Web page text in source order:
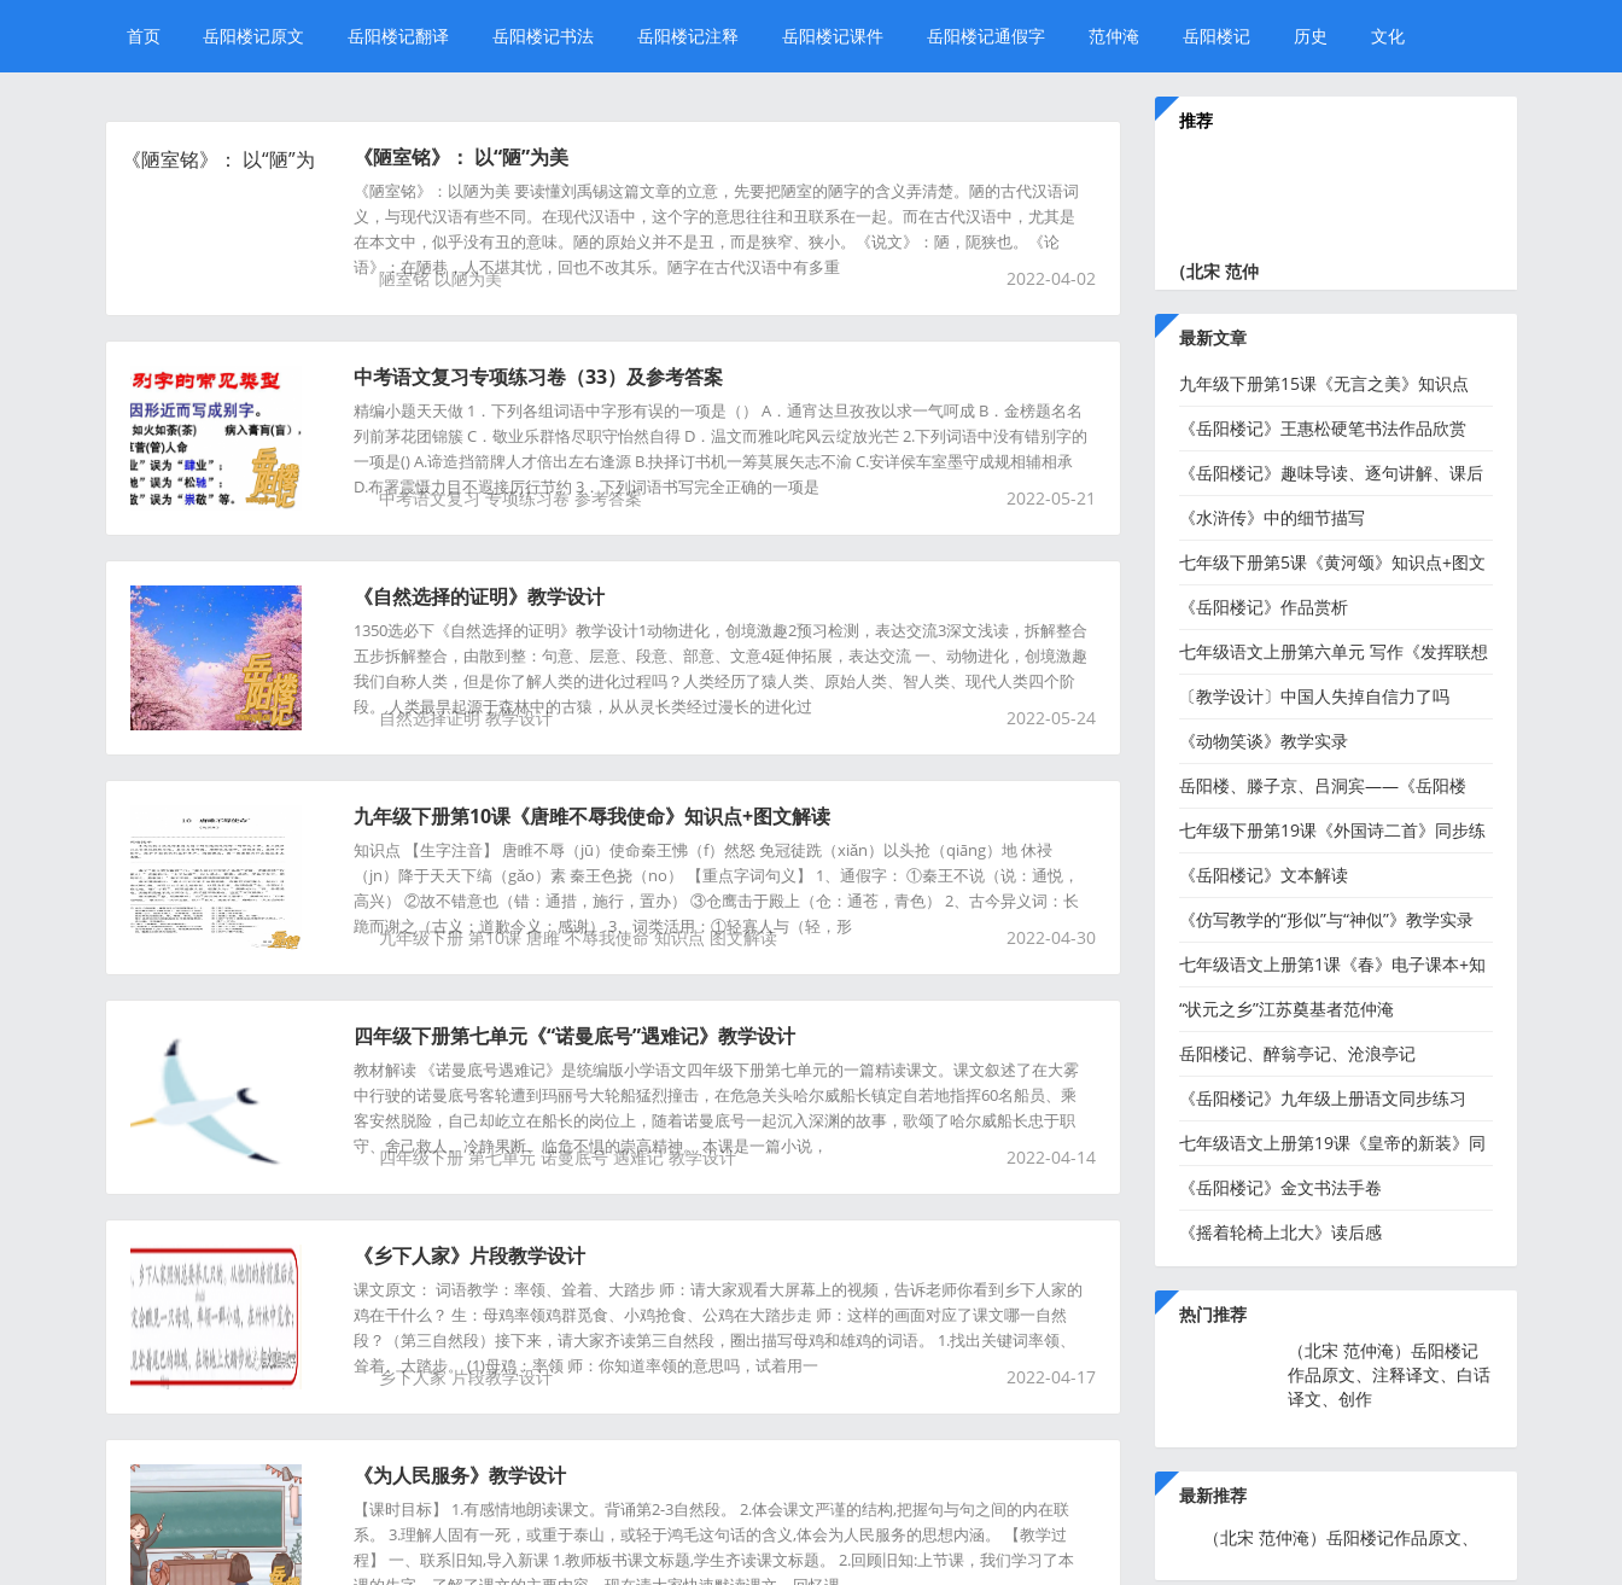
首页 岳阳楼记原文 岳阳楼记翻译 岳阳楼记书法 岳阳楼记注释 岳阳楼记课件 岳阳楼记通假字 范仲淹 岳阳楼记 历史 文化
《陋室铭》： 以“陋”为美
《陋室铭》：以陋为美 要读懂刘禹锡这篇文章的立意，先要把陋室的陋字的含义弄清楚。陋的古代汉语词
义，与现代汉语有些不同。在现代汉语中，这个字的意思往往和丑联系在一起。而在古代汉语中，尤其是
在本文中，似乎没有丑的意味。陋的原始义并不是丑，而是狭窄、狭小。《说文》：陋，阨狭也。《论
语》：在陋巷，人不堪其忧，回也不改其乐。陋字在古代汉语中有多重
陋室铭 以陋为美 2022-04-02
中考语文复习专项练习卷（33）及参考答案
精编小题天天做 1．下列各组词语中字形有误的一项是（） A．通宵达旦孜孜以求一气呵成 B．金榜题名名
列前茅花团锦簇 C．敬业乐群恪尽职守怡然自得 D．温文而雅叱咤风云绽放光芒 2.下列词语中没有错别字的
一项是() A.谛造挡箭牌人才倍出左右逢源 B.抉择订书机一筹莫展矢志不渝 C.安详侯车室墨守成规相辅相承
D.布署震慑力目不遐接厉行节约 3．下列词语书写完全正确的一项是
中考语文复习 专项练习卷 参考答案 2022-05-21
《自然选择的证明》教学设计
1350选必下《自然选择的证明》教学设计1动物进化，创境激趣2预习检测，表达交流3深文浅读，拆解整合
五步拆解整合，由散到整：句意、层意、段意、部意、文意4延伸拓展，表达交流 一、动物进化，创境激趣
我们自称人类，但是你了解人类的进化过程吗？人类经历了猿人类、原始人类、智人类、现代人类四个阶
段。 人类最早起源于森林中的古猿，从从灵长类经过漫长的进化过
自然选择证明 教学设计 2022-05-24
九年级下册第10课《唐雎不辱我使命》知识点+图文解读
知识点 【生字注音】 唐睢不辱（jū）使命秦王怫（f）然怒 免冠徒跣（xiǎn）以头抢（qiāng）地 休祲
（jn）降于天天下缟（gǎo）素 秦王色挠（no） 【重点字词句义】 1、通假字： ①秦王不说（说：通悦，
高兴） ②故不错意也（错：通措，施行，置办） ③仓鹰击于殿上（仓：通苍，青色） 2、古今异义词：长
跪而谢之（古义：道歉今义：感谢） 3、词类活用：①轻寡人与（轻，形
九年级下册 第10课 唐雎 不辱我使命 知识点 图文解读 2022-04-30
四年级下册第七单元《“诺曼底号”遇难记》教学设计
教材解读 《诺曼底号遇难记》是统编版小学语文四年级下册第七单元的一篇精读课文。课文叙述了在大雾
中行驶的诺曼底号客轮遭到玛丽号大轮船猛烈撞击，在危急关头哈尔威船长镇定自若地指挥60名船员、乘
客安然脱险，自己却屹立在船长的岗位上，随着诺曼底号一起沉入深渊的故事，歌颂了哈尔威船长忠于职
守、舍己救人、冷静果断、临危不惧的崇高精神。 本课是一篇小说，
四年级下册 第七单元 诺曼底号 遇难记 教学设计 2022-04-14
《乡下人家》片段教学设计
课文原文： 词语教学：率领、耸着、大踏步 师：请大家观看大屏幕上的视频，告诉老师你看到乡下人家的
鸡在干什么？ 生：母鸡率领鸡群觅食、小鸡抢食、公鸡在大踏步走 师：这样的画面对应了课文哪一自然
段？（第三自然段）接下来，请大家齐读第三自然段，圈出描写母鸡和雄鸡的词语。 1.找出关键词率领、
耸着、大踏步。 (1)母鸡：率领 师：你知道率领的意思吗，试着用一
乡下人家 片段教学设计 2022-04-17
《为人民服务》教学设计
【课时目标】 1.有感情地朗读课文。背诵第2-3自然段。 2.体会课文严谨的结构,把握句与句之间的内在联
系。 3.理解人固有一死，或重于泰山，或轻于鸿毛这句话的含义,体会为人民服务的思想内涵。 【教学过
程】 一、联系旧知,导入新课 1.教师板书课文标题,学生齐读课文标题。 2.回顾旧知:上节课，我们学习了本
推荐
（北宋 范仲
最新文章
九年级下册第15课《无言之美》知识点
+图文解读
《岳阳楼记》王惠松硬笔书法作品欣赏
《岳阳楼记》趣味导读、逐句讲解、课后
练习...
《水浒传》中的细节描写
七年级下册第5课《黄河颂》知识点+图文
解读
《岳阳楼记》作品赏析
七年级语文上册第六单元 写作《发挥联想
和想象》写作指导+范
〔教学设计〕中国人失掉自信力了吗
《动物笑谈》教学实录
岳阳楼、滕子京、吕洞宾——《岳阳楼
记》备课素材
七年级下册第19课《外国诗二首》同步练
习及参考答案
《岳阳楼记》文本解读
《仿写教学的“形似”与“神似”》教学实录
七年级语文上册第1课《春》电子课本+知
识点+图文解读
“状元之乡”江苏奠基者范仲淹
岳阳楼记、醉翁亭记、沧浪亭记
《岳阳楼记》九年级上册语文同步练习
七年级语文上册第19课《皇帝的新装》同
步练习及参考答案
《岳阳楼记》金文书法手卷
《摇着轮椅上北大》读后感
热门推荐
（北宋 范仲淹）岳阳楼记
作品原文、注释译文、白话
译文、创作
最新推荐
（北宋 范仲淹）岳阳楼记作品原文、